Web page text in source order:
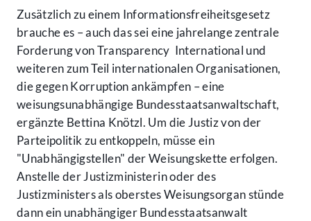
Zusätzlich zu einem Informationsfreiheitsgesetz
brauche es – auch das sei eine jahrelange zentrale
Forderung von Transparency International und
weiteren zum Teil internationalen Organisationen,
die gegen Korruption ankämpfen – eine
weisungsunabhängige Bundesstaatsanwaltschaft,
ergänzte Bettina Knötzl. Um die Justiz von der
Parteipolitik zu entkoppeln, müsse ein
"Unabhängigstellen" der Weisungskette erfolgen.
Anstelle der Justizministerin oder des
Justizministers als oberstes Weisungsorgan stünde
dann ein unabhängiger Bundesstaatsanwalt